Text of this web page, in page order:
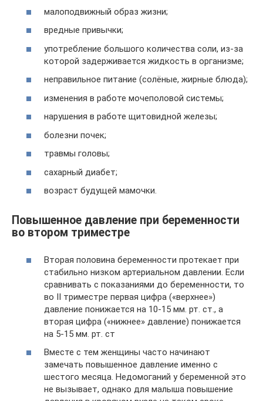
малоподвижный образ жизни;
вредные привычки;
употребление большого количества соли, из-за
которой задерживается жидкость в организме;
неправильное питание (солёные, жирные блюда);
изменения в работе мочеполовой системы;
нарушения в работе щитовидной железы;
болезни почек;
травмы головы;
сахарный диабет;
возраст будущей мамочки.
Повышенное давление при беременности
во втором триместре
Вторая половина беременности протекает при
стабильно низком артериальном давлении. Если
сравнивать с показаниями до беременности, то
во II триместре первая цифра («верхнее»)
давление понижается на 10-15 мм. рт. ст., а
вторая цифра («нижнее» давление) понижается
на 5-15 мм. рт. ст
Вместе с тем женщины часто начинают
замечать повышенное давление именно с
шестого месяца. Недомоганий у беременной это
не вызывает, однако для малыша повышение